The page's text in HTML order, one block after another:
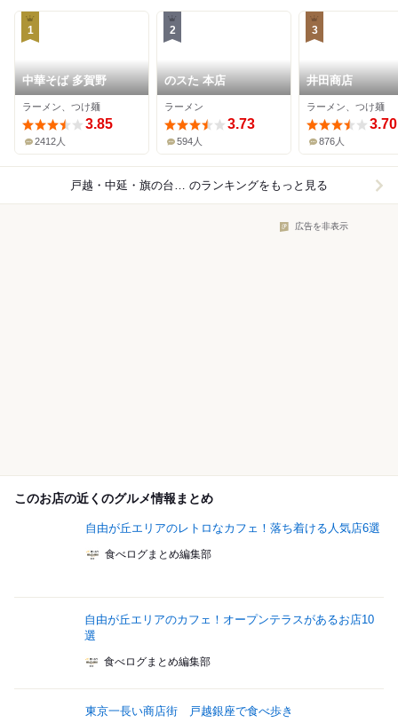
1
中華そば 多賀野
ラーメン、つけ麺
3.85
2412人
2
のスた 本店
ラーメン
3.73
594人
3
井田商店
ラーメン、つけ麺
3.70
876人
戸越・中延・旗の台周辺×ラーメン のランキングをもっと見る
広告を非表示
このお店の近くのグルメ情報まとめ
自由が丘エリアのレトロなカフェ！落ち着ける人気店6選
食べログまとめ編集部
自由が丘エリアのカフェ！オープンテラスがあるお店10
選
食べログまとめ編集部
東京一長い商店街 戸越銀座で食べ歩き